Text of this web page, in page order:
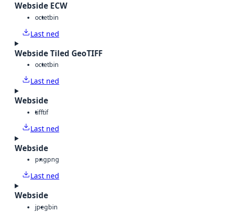
Webside ECW
octetbin
Last ned
Webside Tiled GeoTIFF
octetbin
Last ned
Webside
tifftif
Last ned
Webside
pngpng
Last ned
Webside
jpegbin